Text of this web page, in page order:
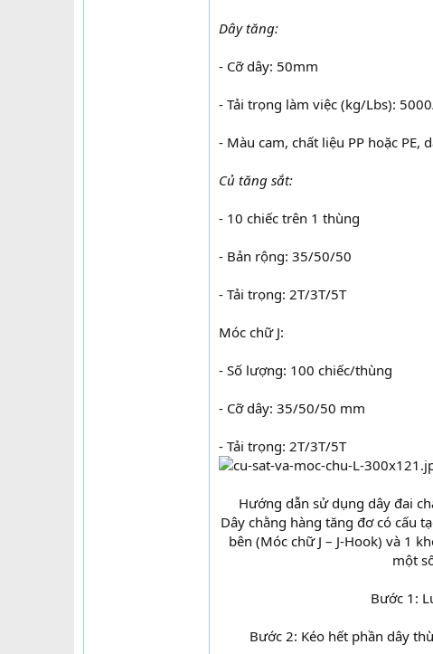
Dây tăng:
- Cỡ dây: 50mm
- Tải trọng làm việc (kg/Lbs):
- Màu cam, chất liệu PP hoặc
Củ tăng sắt:
- 10 chiếc trên 1 thùng
- Bản rộng: 35/50/50
- Tải trọng: 2T/3T/5T
Móc chữ J:
- Số lượng: 100 chiếc/thùng
- Cỡ dây: 35/50/50 mm
- Tải trọng: 2T/3T/5T
Hướng dẫn sử dụng dây đai
Dây chằng hàng tăng đơ có cấu
bên (Móc chữ J – J-Hook) và 1
một
Bước 1:
Bước 2: Kéo hết phần dây